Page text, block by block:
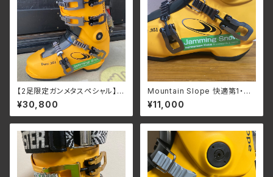
【2足限定ガンメタスペシャル】M
ountain Slope 快適 第1〜第4
バックルセット
¥30,800
Mountain Slope 快適第1・第
2バックルセット ガンメタル S/
Mサイズ
¥11,000